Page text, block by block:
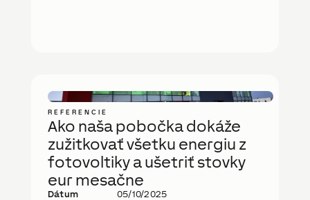
REFERENCIE
Ako naša pobočka dokáže
zužitkovať všetku energiu z
fotovoltiky a ušetriť stovky
eur mesačne
Dátum 05/10/2025